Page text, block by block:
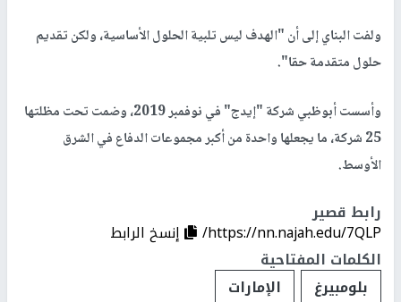
ولفت البناي إلى أن "الهدف ليس تلبية الحلول الأساسية، ولكن تقديم
حلول متقدمة حقا".
وأسست أبوظبي شركة "إيدج" في نوفمبر 2019، وضمت تحت مظلتها
25 شركة، ما يجعلها واحدة من أكبر مجموعات الدفاع في الشرق
الأوسط.
رابط قصير
https://nn.najah.edu/7QLP/
إنسخ الرابط
الكلمات المفتاحية
بلومبيرغ
الإمارات